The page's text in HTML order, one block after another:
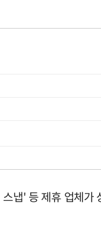
냅' 등 제휴 업체가